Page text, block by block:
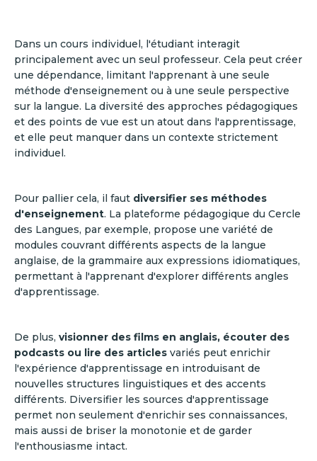
Dans un cours individuel, l'étudiant interagit
principalement avec un seul professeur. Cela peut créer
une dépendance, limitant l'apprenant à une seule
méthode d'enseignement ou à une seule perspective
sur la langue. La diversité des approches pédagogiques
et des points de vue est un atout dans l'apprentissage,
et elle peut manquer dans un contexte strictement
individuel.
Pour pallier cela, il faut diversifier ses méthodes
d'enseignement. La plateforme pédagogique du Cercle
des Langues, par exemple, propose une variété de
modules couvrant différents aspects de la langue
anglaise, de la grammaire aux expressions idiomatiques,
permettant à l'apprenant d'explorer différents angles
d'apprentissage.
De plus, visionner des films en anglais, écouter des
podcasts ou lire des articles variés peut enrichir
l'expérience d'apprentissage en introduisant de
nouvelles structures linguistiques et des accents
différents. Diversifier les sources d'apprentissage
permet non seulement d'enrichir ses connaissances,
mais aussi de briser la monotonie et de garder
l'enthousiasme intact.